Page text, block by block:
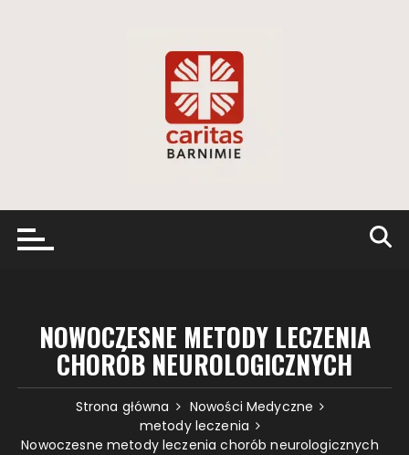
NOWOCZESNE METODY LECZENIA
CHORÓB NEUROLOGICZNYCH
Strona główna
Nowości Medyczne
metody leczenia
Nowoczesne metody leczenia chorób neurologicznych